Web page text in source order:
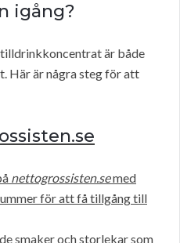
igång?
är både
Här är några steg för att
nettogrossisten.semed
för att få tillgång till
smaker och storlekar som